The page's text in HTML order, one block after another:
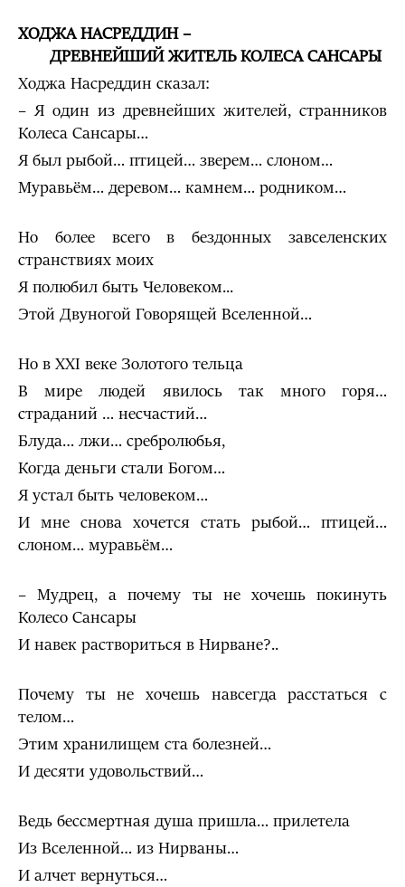
ХОДЖА НАСРЕДДИН –
ДРЕВНЕЙШИЙ ЖИТЕЛЬ КОЛЕСА САНСАРЫ
Ходжа Насреддин сказал:
– Я один из древнейших жителей, странников
Колеса Сансары…
Я был рыбой… птицей… зверем… слоном…
Муравьём… деревом… камнем… родником…
Но более всего в бездонных завселенских
странствиях моих
Я полюбил быть Человеком...
Этой Двуногой Говорящей Вселенной…
Но в XXI веке Золотого тельца
В мире людей явилось так много горя…
страданий … несчастий…
Блуда… лжи… сребролюбья,
Когда деньги стали Богом…
Я устал быть человеком…
И мне снова хочется стать рыбой… птицей…
слоном… муравьём…
– Мудрец, а почему ты не хочешь покинуть
Колесо Сансары
И навек раствориться в Нирване?..
Почему ты не хочешь навсегда расстаться с
телом…
Этим хранилищем ста болезней…
И десяти удовольствий…
Ведь бессмертная душа пришла… прилетела
Из Вселенной… из Нирваны…
И алчет вернуться…